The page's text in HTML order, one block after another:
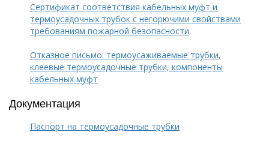
Сертификат соответствия кабельных муфт и
термоусадочных трубок с негорючими свойствами
требованиям пожарной безопасности
Отказное письмо: термоусаживаемые трубки,
клеевые термоусадочные трубки, компоненты
кабельных муфт
Документация
Паспорт на термоусадочные трубки